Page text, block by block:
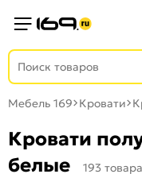
Мебель 169 Кровати
Кровати
белые
193 товара